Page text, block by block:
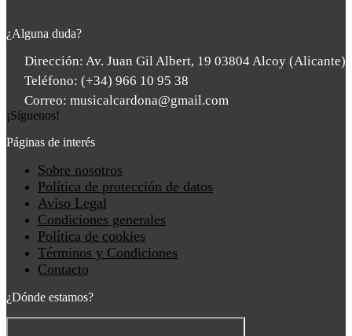
¿Alguna duda?
Dirección: Av. Juan Gil Albert, 19 03804 Alcoy (Alicante)
Teléfono: (+34) 966 10 95 38
Correo: musicalcardona@gmail.com
¡Síguenos!
Páginas de interés
Main
Sobre nosotros
Política de protección de datos
Aviso Legal
Condiciones generales
Política de cookies
Términos y Condiciones
Contacto
¿Dónde estamos?